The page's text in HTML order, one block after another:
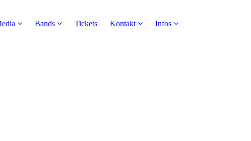
Bands Tickets Kontakt Infos